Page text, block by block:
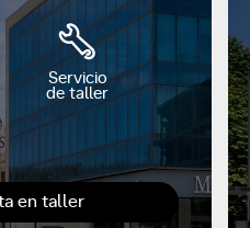
en taller
Servicio
de taller